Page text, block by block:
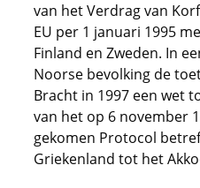
van het Verdrag van
EU per 1 januari 1995
Finland en Zweden. In
Noorse bevolking de
Bracht in 1997 een wet
van het op 6 november
gekomen Protocol
Griekenland tot het